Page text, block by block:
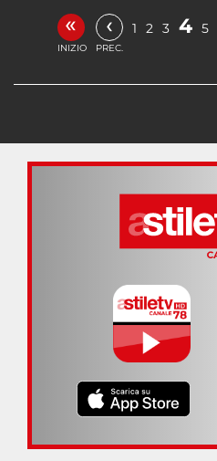
«
INIZIO
‹
PREC.
1 2 3 4 5